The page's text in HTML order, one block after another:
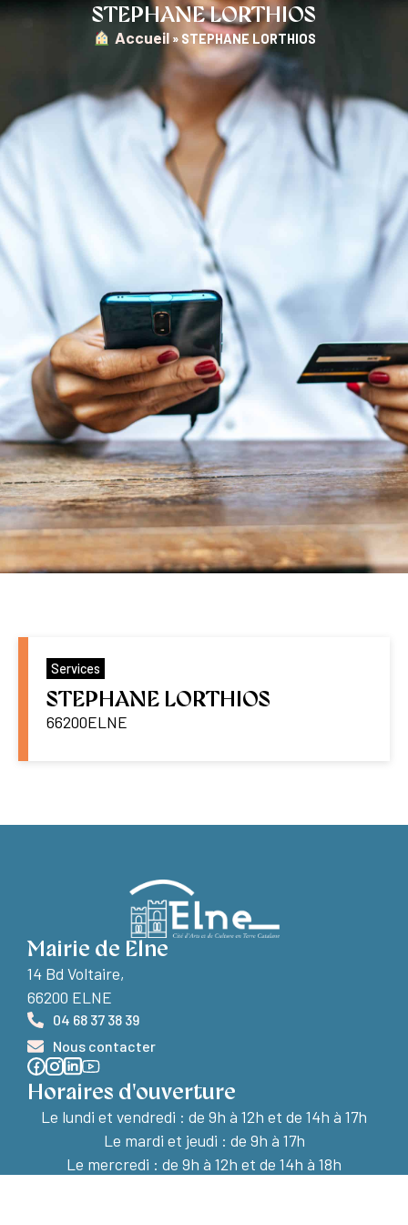
STEPHANE LORTHIOS
︎ Accueil» STEPHANE LORTHIOS
Services
STEPHANE LORTHIOS
66200ELNE
Mairie de Elne
14 Bd Voltaire,
66200 ELNE
04 68 37 38 39
Nous contacter
Horaires d'ouverture
Le lundi et vendredi : de 9h à 12h et de 14h à 17h
Le mardi et jeudi : de 9h à 17h
Le mercredi : de 9h à 12h et de 14h à 18h